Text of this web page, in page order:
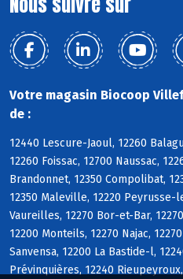
Votre magasin Biocoop
de :
12440 Lescure-Jaoul, 12260
12260 Foissac, 12700 Naussac,
Brandonnet, 12350 Compolibat,
12350 Maleville, 12220 Peyrusse-
Vaureilles, 12270 Bor-et-Bar,
12200 Monteils, 12270 Najac,
Sanvensa, 12200 La Bastide-l,
Prévinquières, 12240